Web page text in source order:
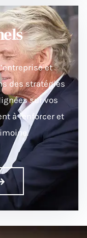
et
des stratégies
sur vos
à renforcer et